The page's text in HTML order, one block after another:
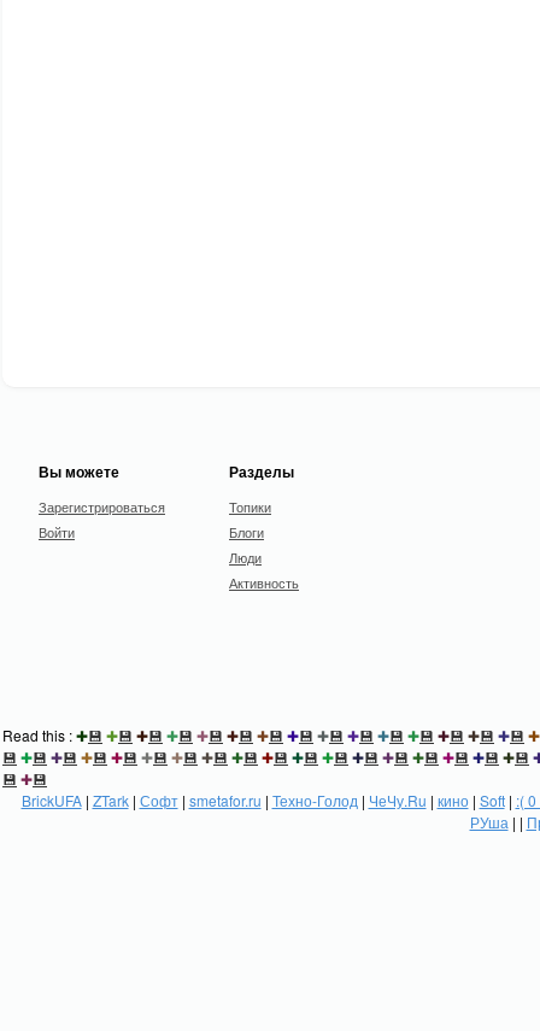
Вы можете
Зарегистрироваться
Войти
Разделы
Топики
Блоги
Люди
Активность
Read this :✚💾 ✚💾 ✚💾 ✚💾 ✚💾 ✚💾 ✚💾 ✚💾 ✚💾 ✚💾 ✚💾 ✚💾 ✚💾 ✚💾 ✚💾 ✚
💾 ✚💾 ✚💾 ✚💾 ✚💾 ✚💾 ✚💾 ✚💾 ✚💾 ✚💾 ✚💾 ✚💾 ✚💾 ✚💾 ✚💾 ✚💾 ✚💾 ✚💾
💾 ✚💾
BrickUFA| ZTark| Софт| smetafor.ru | Техно-Голод | ЧеЧу.Ru | кино| Soft| :(
РУша | |